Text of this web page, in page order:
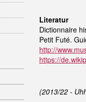
Literatur
Dictionnaire
Petit Futé.
http://
https://
(2013/22 -